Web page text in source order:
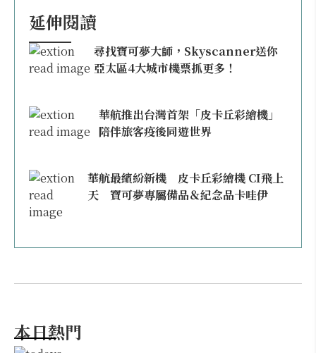
延伸閱讀
尋找寶可夢大師，Skyscanner送你
亞太區4大城市機票抓更多！
華航推出台灣首架「皮卡丘彩繪機」
陪伴旅客疫後同遊世界
華航最繽紛新機 皮卡丘彩繪機 CI飛上
天 寶可夢專屬備品＆紀念品卡哇伊
本日熱門